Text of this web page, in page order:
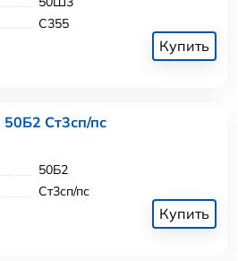
С355
Купить
Ст3сп/пс
50Б2
Ст3сп/пс
Купить